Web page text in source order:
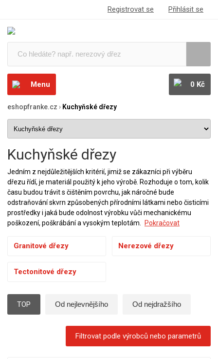
Registrovat se Přihlásit se
Menu 0 Kč
eshopfranke.cz › Kuchyňské dřezy
Kuchyňské dřezy
Jedním z nejdůležitějších kritérií, jimiž se zákazníci při výběru
dřezu řídí, je materiál použitý k jeho výrobě. Rozhoduje o tom, kolik
času budou trávit s čištěním povrchu, jak náročné bude
odstraňování skvrn způsobených přírodními látkami nebo čisticími
prostředky i jaká bude odolnost výrobku vůči mechanickému
poškození, poškrábání a vysokým teplotám.
Pokračovat
Granitové dřezy Nerezové dřezy
Tectonitové dřezy
TOP Od nejlevnějšího Od nejdražšího
Filtrovat podle výrobců nebo parametrů